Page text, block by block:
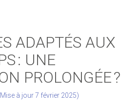
ADAPTÉS AUX
: UNE
PROLONGÉE ?
à jour 7 février 2025)